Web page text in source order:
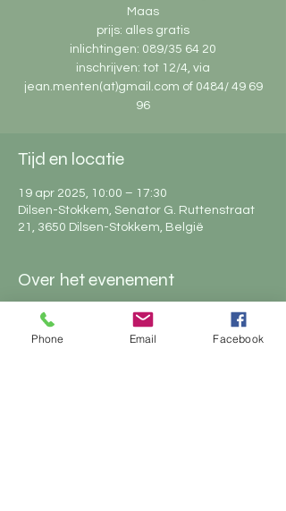
Maas
prijs: alles gratis
inlichtingen: 089/35 64 20
inschrijven: tot 12/4, via
jean.menten(at)gmail.com of 0484/ 49 69
96
Tijd en locatie
19 apr 2025, 10:00 – 17:30
Dilsen-Stokkem, Senator G. Ruttenstraat
21, 3650 Dilsen-Stokkem, België
Over het evenement
Phone Email Facebook